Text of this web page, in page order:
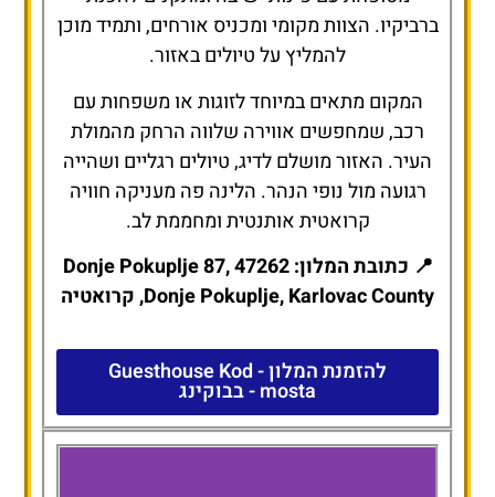
ברביקיו. הצוות מקומי ומכניס אורחים, ותמיד מוכן
להמליץ על טיולים באזור.
המקום מתאים במיוחד לזוגות או משפחות עם
רכב, שמחפשים אווירה שלווה הרחק מהמולת
העיר. האזור מושלם לדיג, טיולים רגליים ושהייה
רגועה מול נופי הנהר. הלינה פה מעניקה חוויה
קרואטית אותנטית ומחממת לב.
📍 כתובת המלון: Donje Pokuplje 87, 47262
Donje Pokuplje, Karlovac County, קרואטיה
להזמנת המלון - Guesthouse Kod
mosta - בבוקינג